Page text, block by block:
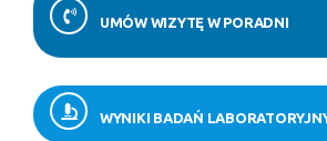
UMÓW WIZYTĘ W PORADNI
WYNIKI BADAŃ